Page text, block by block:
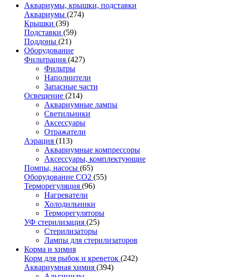
Аквариумы, крышки, подставки
Аквариумы (274)
Крышки (39)
Подставки (59)
Поддоны (21)
Оборудование
Фильтрация (427)
Фильтры
Наполнители
Запасные части
Освещение (214)
Аквариумные лампы
Светильники
Аксессуары
Отражатели
Аэрация (113)
Аквариумные компрессоры
Аксессуары, комплектующие
Помпы, насосы (65)
Оборудование CO2 (55)
Терморегуляция (96)
Нагреватели
Холодильники
Терморегуляторы
УФ стерилизация (25)
Стерилизаторы
Лампы для стерилизаторов
Корма и химия
Корм для рыбок и креветок (242)
Аквариумная химия (394)